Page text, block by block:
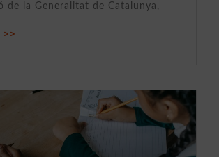
de la Generalitat de Catalunya,
>>